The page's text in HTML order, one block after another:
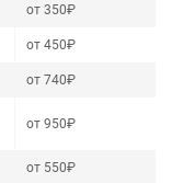
от 350₽
от 450₽
от 740₽
от 950₽
от 550₽